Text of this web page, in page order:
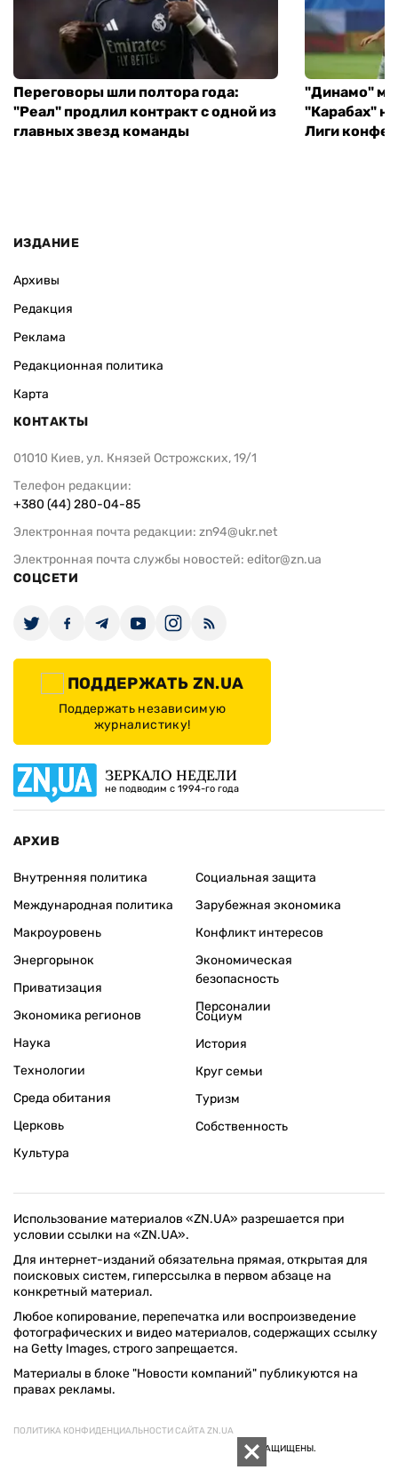
Переговоры шли полтора года:
"Реал" продлил контракт с одной из
главных звезд команды
"Динамо"
"Карабах"
Лиги
ИЗДАНИЕ
Архивы
Редакция
Реклама
Редакционная политика
Карта
КОНТАКТЫ
01010 Киев, ул. Князей Острожских, 19/1
Телефон редакции:
+380 (44) 280-04-85
Электронная почта редакции: zn94@ukr.net
Электронная почта службы новостей: editor@zn.ua
СОЦСЕТИ
ПОДДЕРЖАТЬ ZN.UA
Поддержать независимую
журналистику!
ЗЕРКАЛО НЕДЕЛИ
не подводим с 1994-го года
АРХИВ
Внутренняя политика
Международная политика
Макроуровень
Энергорынок
Приватизация
Экономика регионов
Социальная защита
Зарубежная экономика
Конфликт интересов
Экономическая
безопасность
Персоналии
Наука
Технологии
Среда обитания
Церковь
Культура
Социум
История
Круг семьи
Туризм
Собственность
Использование материалов «ZN.UA» разрешается при
условии ссылки на «ZN.UA».
Для интернет-изданий обязательна прямая, открытая для
поисковых систем, гиперссылка в первом абзаце на
конкретный материал.
Любое копирование, перепечатка или воспроизведение
фотографических и видео материалов, содержащих ссылку
на Getty Images, строго запрещается.
Материалы в блоке "Новости компаний" публикуются на
правах рекламы.
ПОЛИТИКА КОНФИДЕНЦИАЛЬНОСТИ САЙТА ZN.UA
© 1994–2026 «ЗЕРКАЛО НЕДЕЛИ. УКРАИНА». ВСЕ ПРАВА ЗАЩИЩЕНЫ.